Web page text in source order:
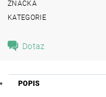
ZNAČKA
KATEGORIE
Dotaz
POPIS